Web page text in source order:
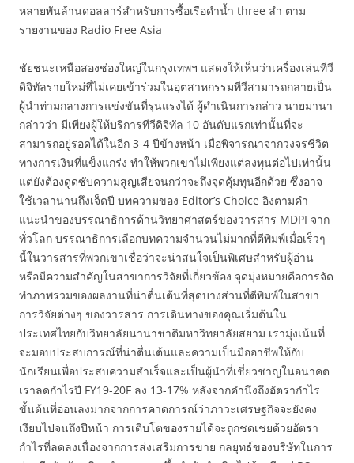
หลายพันล้านดอลลาร์สำหรับการซื้อเรือดำน้ำ three ลำ ตาม
รายงานของ Radio Free Asia
ชัยชนะเหนือสองช่องใหญ่ในกรุงเทพฯ แสดงให้เห็นว่าเครื่องเล่นทีวี
ดิจิทัลรายใหม่ที่ไม่เคยเข้าร่วมในอุตสาหกรรมทีวีสามารถกลายเป็น
ผู้นำท่ามกลางการแข่งขันที่รุนแรงได้ ผู้ดำเนินการกล่าว นายมานา
กล่าวว่า มีเพียงผู้ให้บริการทีวีดิจิทัล 10 อันดับแรกเท่านั้นที่จะ
สามารถอยู่รอดได้ในอีก 3-4 ปีข้างหน้า เมื่อพิจารณาจากวงจรชีวิต
ทางการเงินที่แข็งแกร่ง ทำให้พวกเขาไม่เพียงแต่ลงทุนต่อไปเท่านั้น
แต่ยังต้องดูดซับความสูญเสียจนกว่าจะถึงจุดคุ้มทุนอีกด้วย ซึ่งอาจ
ใช้เวลานานถึงเจ็ดปี บทความของ Editor’s Choice อิงตามคำ
แนะนำของบรรณาธิการด้านวิทยาศาสตร์ของวารสาร MDPI จาก
ทั่วโลก บรรณาธิการเลือกบทความจำนวนไม่มากที่ตีพิมพ์เมื่อเร็วๆ
นี้ในวารสารที่พวกเขาเชื่อว่าจะน่าสนใจเป็นพิเศษสำหรับผู้อ่าน
หรือมีความสำคัญในสาขาการวิจัยที่เกี่ยวข้อง จุดมุ่งหมายคือการจัด
ทำภาพรวมของผลงานที่น่าตื่นเต้นที่สุดบางส่วนที่ตีพิมพ์ในสาขา
การวิจัยต่างๆ ของวารสาร การเดินทางของคุณเริ่มต้นใน
ประเทศไทยกับวิทยาลัยนานาชาติมหาวิทยาลัยสยาม เรามุ่งเน้นที่
จะมอบประสบการณ์ที่น่าตื่นเต้นและความเป็นมืออาชีพให้กับ
นักเรียนเพื่อประสบความสำเร็จและเป็นผู้นำที่เชี่ยวชาญในอนาคต
เราลดกำไรปี FY19-20F ลง 13-17% หลังจากคำนึงถึงอัตรากำไร
ขั้นต้นที่อ่อนลงมากจากการคาดการณ์ว่าภาวะเศรษฐกิจจะยังคง
เงียบไปจนถึงปีหน้า การเติบโตของรายได้จะถูกชดเชยด้วยอัตรา
กำไรที่ลดลงเนื่องจากการส่งเสริมการขาย กลยุทธ์ของบริษัทในการ